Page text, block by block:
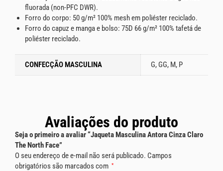
fluorada (non-PFC DWR).
Forro do corpo: 50 g/m² 100% mesh em poliéster reciclado.
Forro do capuz e manga e bolso: 75D 66 g/m² 100% tafetá de
poliéster reciclado.
CONFECÇÃO MASCULINA G, GG, M, P
Avaliações do produto
Seja o primeiro a avaliar “Jaqueta Masculina Antora Cinza Claro
The North Face”
O seu endereço de e-mail não será publicado. Campos
obrigatórios são marcados com *